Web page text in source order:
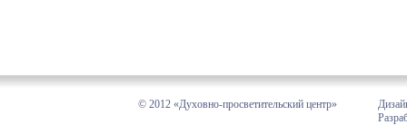
© 2012 «Духовно-просветительский центр»